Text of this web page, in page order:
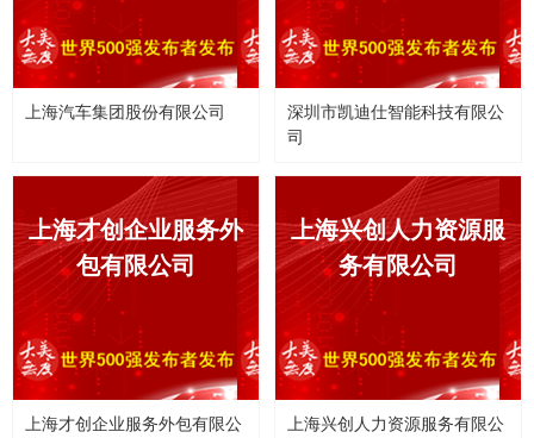
上海汽车集团股份有限公司
深圳市凯迪仕智能科技有限公
司
上海才创企业服务外
包有限公司
上海才创企业服务外包有限公
上海兴创人力资源服
务有限公司
上海兴创人力资源服务有限公